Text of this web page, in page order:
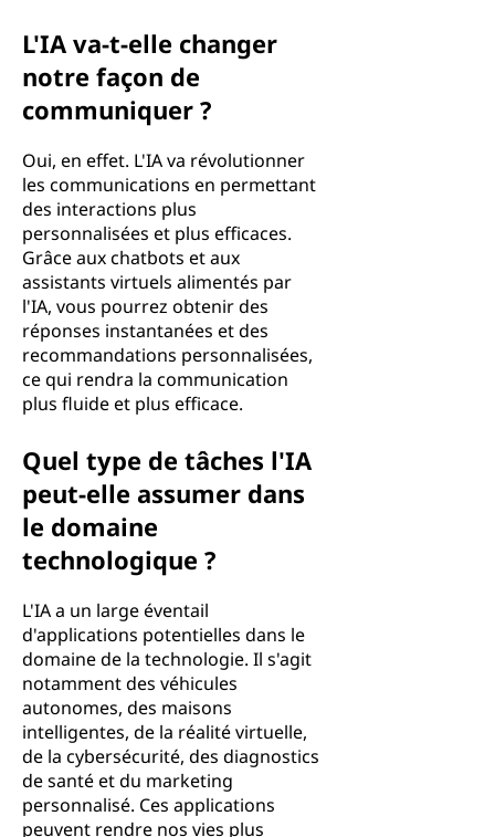
L'IA va-t-elle changer
notre façon de
communiquer ?
Oui, en effet. L'IA va révolutionner
les communications en permettant
des interactions plus
personnalisées et plus efficaces.
Grâce aux chatbots et aux
assistants virtuels alimentés par
l'IA, vous pourrez obtenir des
réponses instantanées et des
recommandations personnalisées,
ce qui rendra la communication
plus fluide et plus efficace.
Quel type de tâches l'IA
peut-elle assumer dans
le domaine
technologique ?
L'IA a un large éventail
d'applications potentielles dans le
domaine de la technologie. Il s'agit
notamment des véhicules
autonomes, des maisons
intelligentes, de la réalité virtuelle,
de la cybersécurité, des diagnostics
de santé et du marketing
personnalisé. Ces applications
peuvent rendre nos vies plus